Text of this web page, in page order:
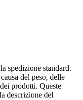
spedizione standard.
del peso, delle
prodotti. Queste
descrizione del